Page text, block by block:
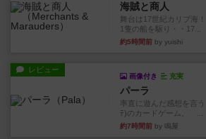
海賊と商人
舞台は17世紀カリブ海
1隻の船を駆り・・17...
約5時間前 by yuishi
レビュー
画像付き 充実
パーラ
率直に遊んだ感想を言
ﾃ)のカードゲーム。 ...
約7時間前 by 鳴屋